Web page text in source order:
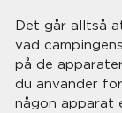
Det går alltså
vad
på de
du använder
någon apparat